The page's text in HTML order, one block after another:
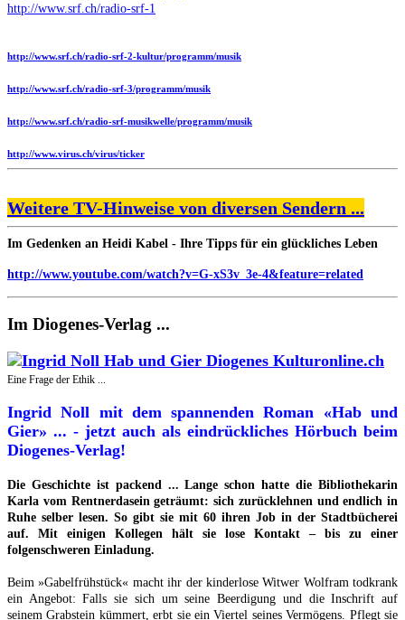
http://www.srf.ch/radio-srf-1
http://www.srf.ch/radio-srf-2-kultur/programm/musik
http://www.srf.ch/radio-srf-3/programm/musik
http://www.srf.ch/radio-srf-musikwelle/programm/musik
http://www.virus.ch/virus/ticker
Weitere TV-Hinweise von diversen Sendern ...
Im Gedenken an Heidi Kabel - Ihre Tipps für ein glückliches Leben
http://www.youtube.com/watch?v=G-xS3v_3e-4&feature=related
Im Diogenes-Verlag ...
Eine Frage der Ethik ...
Ingrid Noll mit dem spannenden Roman «Hab und
Gier» ... - jetzt auch als eindrückliches Hörbuch beim
Diogenes-Verlag!
Die Geschichte ist packend ... Lange schon hatte die Bibliothekarin
Karla vom Rentnerdasein geträumt: sich zurücklehnen und endlich in
Ruhe selber lesen. So gibt sie mit 60 ihren Job in der Stadtbücherei
auf. Mit einigen Kollegen hält sie lose Kontakt – bis zu einer
folgenschweren Einladung.
Beim »Gabelfrühstück« macht ihr der kinderlose Witwer Wolfram todkrank
ein Angebot: Falls sie sich um seine Beerdigung und die Inschrift auf
seinem Grabstein kümmert, erbt sie ein Viertel seines Vermögens. Pflegt sie